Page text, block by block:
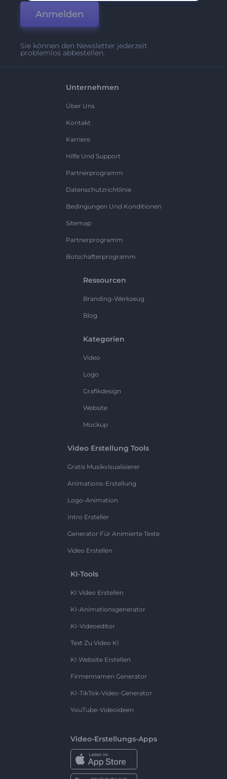
Anmelden
Sie können den Newsletter jederzeit
problemlos abbestellen.
Unternehmen
Über Uns
Kontakt
Karriere
Hilfe Und Support
Partnerprogramm
Datenschutzrichtlinie
Bedingungen Und Konditionen
Sitemap
Partnerprogramm
Botschafterprogramm
Ressourcen
Branding-Werkzeug
Blog
Kategorien
Video
Logo
Grafikdesign
Website
Mockup
Video Erstellung Tools
Gratis Musikvisualisierer
Animations-Erstellung
Logo-Animation
Intro Ersteller
Generator Für Animierte Texte
Video Erstellen
KI-Tools
KI Video Erstellen
KI-Animationsgenerator
KI-Videoeditor
Text Zu Video KI
KI Website Erstellen
Firmennamen Generator
KI-TikTok-Video-Generator
YouTube-Videoideen
Video-Erstellungs-Apps